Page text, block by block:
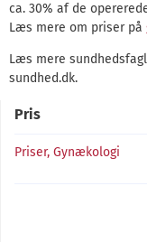
ca. 30% af de
Læs mere om priser på
Læs mere
sundhed.dk.
Pris
Priser, Gynækologi